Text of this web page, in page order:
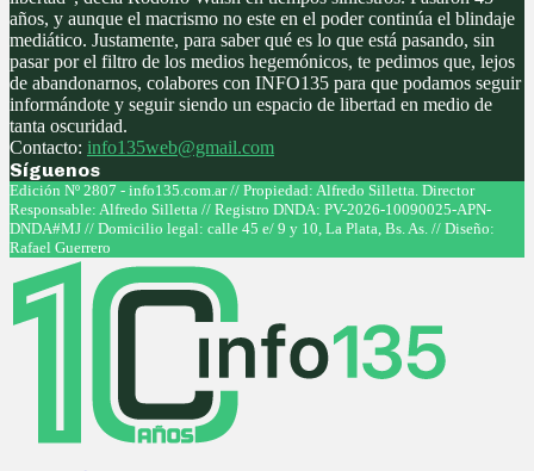
años, y aunque el macrismo no este en el poder continúa el blindaje
mediático. Justamente, para saber qué es lo que está pasando, sin
pasar por el filtro de los medios hegemónicos, te pedimos que, lejos
de abandonarnos, colabores con INFO135 para que podamos seguir
informándote y seguir siendo un espacio de libertad en medio de
tanta oscuridad.
Contacto: info135web@gmail.com
Síguenos
Facebook
Twitter
Instagram
Youtube
Edición Nº 2807 - info135.com.ar // Propiedad: Alfredo Silletta. Director
Responsable: Alfredo Silletta // Registro DNDA: PV-2026-10090025-APN-
DNDA#MJ // Domicilio legal: calle 45 e/ 9 y 10, La Plata, Bs. As. // Diseño:
Rafael Guerrero